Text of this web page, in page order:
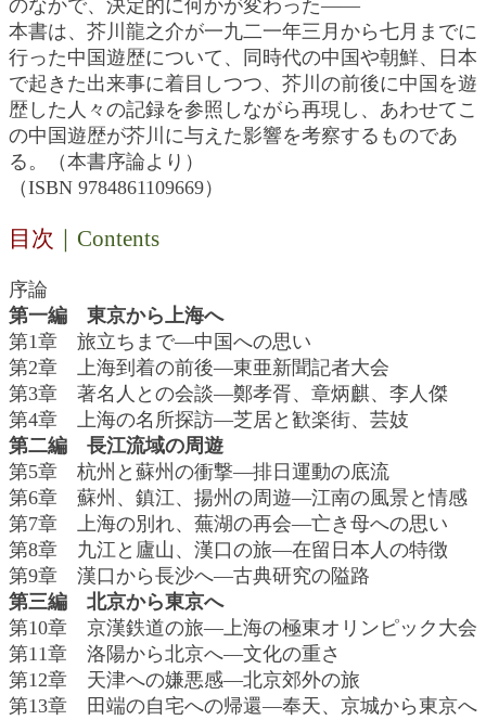
のなかで、決定的に何かが変わった――
本書は、芥川龍之介が一九二一年三月から七月までに
行った中国遊歴について、同時代の中国や朝鮮、日本
で起きた出来事に着目しつつ、芥川の前後に中国を遊
歴した人々の記録を参照しながら再現し、あわせてこ
の中国遊歴が芥川に与えた影響を考察するものであ
る。（本書序論より）
（ISBN 9784861109669）
目次 ｜Contents
序論
第一編 東京から上海へ
第1章 旅立ちまで―中国への思い
第2章 上海到着の前後―東亜新聞記者大会
第3章 著名人との会談―鄭孝胥、章炳麒、李人傑
第4章 上海の名所探訪―芝居と歓楽街、芸妓
第二編 長江流域の周遊
第5章 杭州と蘇州の衝撃―排日運動の底流
第6章 蘇州、鎮江、揚州の周遊―江南の風景と情感
第7章 上海の別れ、蕪湖の再会―亡き母への思い
第8章 九江と廬山、漢口の旅―在留日本人の特徴
第9章 漢口から長沙へ―古典研究の隘路
第三編 北京から東京へ
第10章 京漢鉄道の旅―上海の極東オリンピック大会
第11章 洛陽から北京へ―文化の重さ
第12章 天津への嫌悪感―北京郊外の旅
第13章 田端の自宅への帰還―奉天、京城から東京へ